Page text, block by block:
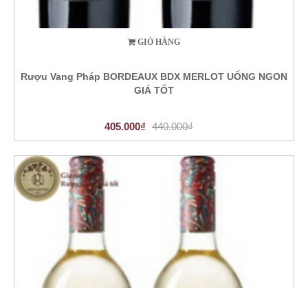
GIỎ HÀNG
Rượu Vang Pháp BORDEAUX BDX MERLOT UỐNG NGON
GIÁ TỐT
405.000₫ 440.000₫